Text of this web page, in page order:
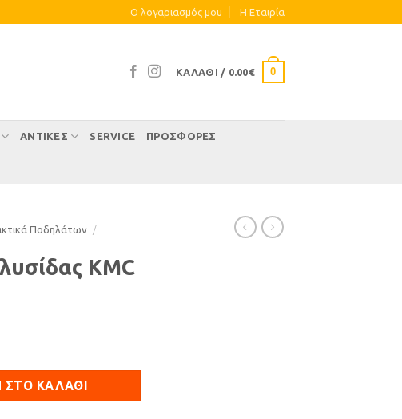
Ο λογαριασμός μου Η Eταιρία
ΚΑΛΆΘΙ / 0.00€ 0
ΑΝΤΊΚΕΣ SERVICE ΠΡΟΣΦΟΡΕΣ
Ποδηλάτων
/
KMC
ΚΑΛΆΘΙ